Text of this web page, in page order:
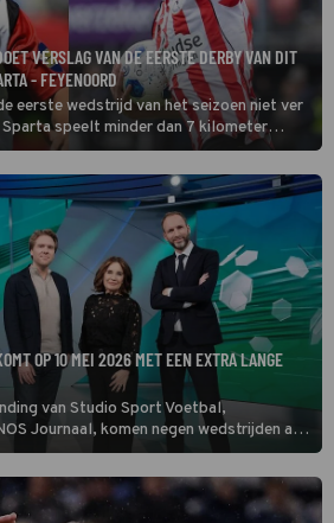
VERSLAG VAN DE EERSTE DERBY VAN DIT
- FEYENOORD
eerste wedstrijd van het seizoen niet ver
speelt minder dan 7 kilometer
de Spaanse spits Nacho Ferri aan van
OP 10 MEI 2026 MET EEN EXTRA LANGE
van Studio Sport Voetbal,
Journaal, komen negen wedstrijden aan
trapten om kwart voor 5 tegelijkertijd
van het seizoen.